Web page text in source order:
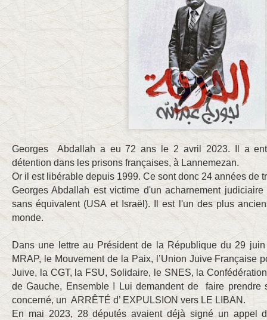
Georges Abdallah a eu 72 ans le 2 avril 2023. Il a
détention dans les prisons françaises, à Lannemezan.
Or il est libérable depuis 1999. Ce sont donc 24 années de
Georges Abdallah est victime d'un acharnement
sans équivalent (USA et Israël). Il est l'un des plus
monde.
Dans une lettre au Président de la République du 29
MRAP, le Mouvement de la Paix, l’Union Juive Française
Juive, la CGT, la FSU, Solidaire, le SNES, la
de Gauche, Ensemble ! Lui demandent de faire prendre
concerné, un ARRÊTÉ d’ EXPULSION vers LE LIBAN.
En mai 2023, 28 députés avaient déjà signé un appel